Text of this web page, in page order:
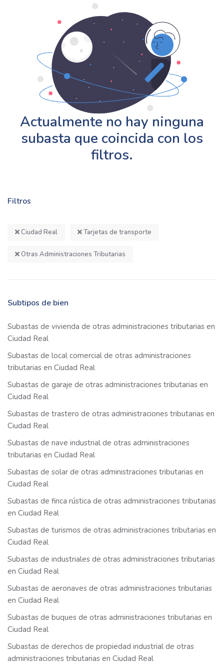
Filtros
Ciudad Real Tarjetas de transporte
Otras Administraciones Tributarias
Subtipos de bien
Subastas de vivienda de otras administraciones tributarias en
Ciudad Real
Subastas de local comercial de otras administraciones
tributarias en Ciudad Real
Subastas de garaje de otras administraciones tributarias en
Ciudad Real
Subastas de trastero de otras administraciones tributarias en
Ciudad Real
Subastas de nave industrial de otras administraciones
tributarias en Ciudad Real
Subastas de solar de otras administraciones tributarias en
Ciudad Real
Subastas de finca rústica de otras administraciones tributarias
en Ciudad Real
Subastas de turismos de otras administraciones tributarias en
Ciudad Real
Subastas de industriales de otras administraciones tributarias
en Ciudad Real
Subastas de aeronaves de otras administraciones tributarias
en Ciudad Real
Subastas de buques de otras administraciones tributarias en
Ciudad Real
Subastas de derechos de propiedad industrial de otras
administraciones tributarias en Ciudad Real
Actualmente no hay ninguna
subasta que coincida con los
filtros.